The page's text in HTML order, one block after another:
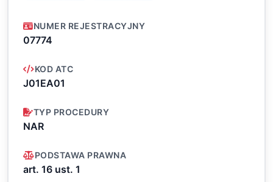
NUMER REJESTRACYJNY
07774
KOD ATC
J01EA01
TYP PROCEDURY
NAR
PODSTAWA PRAWNA
art. 16 ust. 1